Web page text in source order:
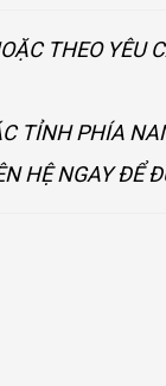
THEO YÊU
TỈNH PHÍA
HỆ NGAY ĐỂ